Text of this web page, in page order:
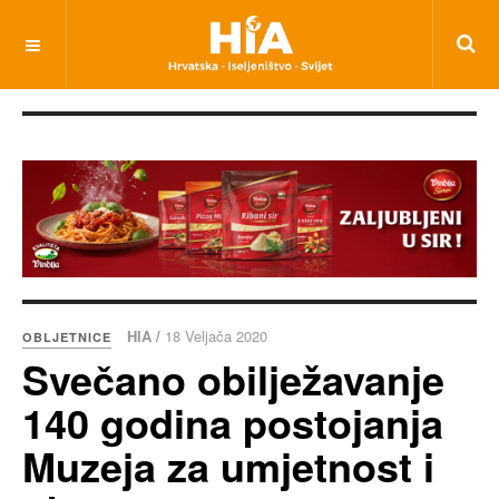
OBLJETNICE HIA / 18 Veljača 2020
Svečano obilježavanje
140 godina postojanja
Muzeja za umjetnost i